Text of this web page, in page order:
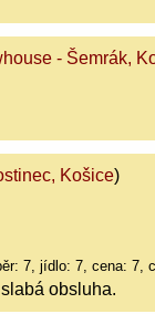
- Šemrák,
Košice)
7, jídlo: 7, cena: 7,
obsluha.